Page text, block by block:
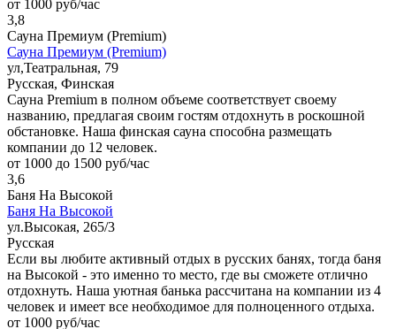
от 1000 руб/час
3,8
Сауна Премиум (Premium)
Сауна Премиум (Premium)
ул,Театральная, 79
Русская, Финская
Сауна Premium в полном объеме соответствует своему
названию, предлагая своим гостям отдохнуть в роскошной
обстановке. Наша финская сауна способна размещать
компании до 12 человек.
от 1000 до 1500 руб/час
3,6
Баня На Высокой
Баня На Высокой
ул.Высокая, 265/3
Русская
Если вы любите активный отдых в русских банях, тогда баня
на Высокой - это именно то место, где вы сможете отлично
отдохнуть. Наша уютная банька рассчитана на компании из 4
человек и имеет все необходимое для полноценного отдыха.
от 1000 руб/час